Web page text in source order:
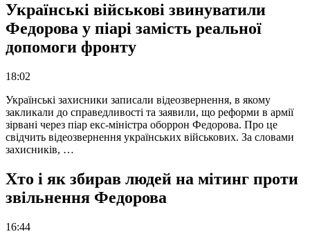
Українські військові звинуватили
Федорова у піарі замість реальної
допомоги фронту
18:02
Українські захисники записали відеозвернення, в якому
закликали до справедливості та заявили, що реформи в армії
зірвані через піар екс-міністра оборрон Федорова. Про це
свідчить відеозвернення українських військових. За словами
захисників, …
Хто і як збирав людей на мітинг проти
звільнення Федорова
16:44